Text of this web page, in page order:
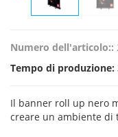
Numero dell'articolo::
Tempo di produzione:
Il banner roll up nero
creare un ambiente di